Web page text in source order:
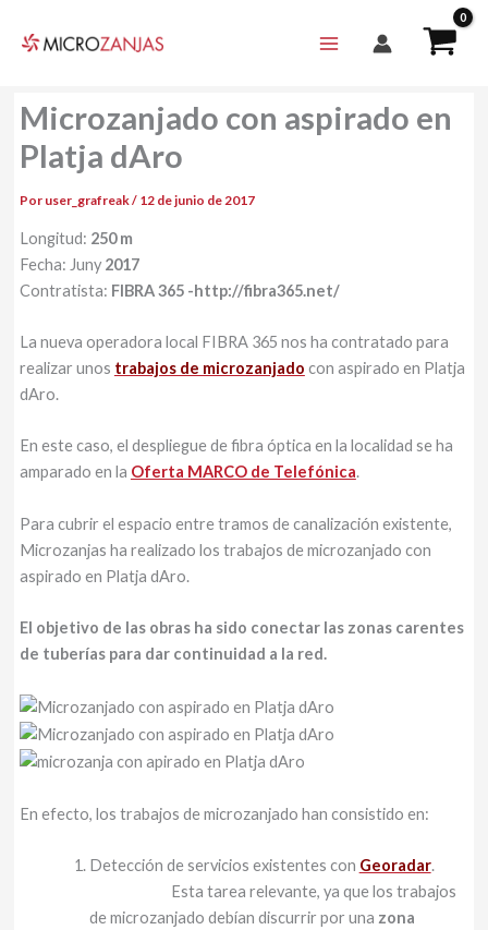
Microzanjado con aspirado en
Platja dAro
Por user_grafreak/ 12 de junio de 2017
Longitud: 250 m
Fecha: Juny 2017
Contratista: FIBRA 365 -http://fibra365.net/
La nueva operadora local FIBRA 365 nos ha contratado para
realizar unos trabajos de microzanjado con aspirado en Platja
dAro.
En este caso, el despliegue de fibra óptica en la localidad se ha
amparado en la Oferta MARCO de Telefónica.
Para cubrir el espacio entre tramos de canalización existente,
Microzanjas ha realizado los trabajos de microzanjado con
aspirado en Platja dAro.
El objetivo de las obras ha sido conectar las zonas carentes
de tuberías para dar continuidad a la red.
En efecto, los trabajos de microzanjado han consistido en:
Detección de servicios existentes con Georadar.
Esta tarea relevante, ya que los trabajos
de microzanjado debían discurrir por una zona